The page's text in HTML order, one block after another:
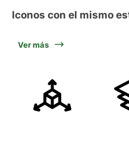
Iconos con el mismo
Ver más